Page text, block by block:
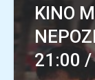
KINO
21:00